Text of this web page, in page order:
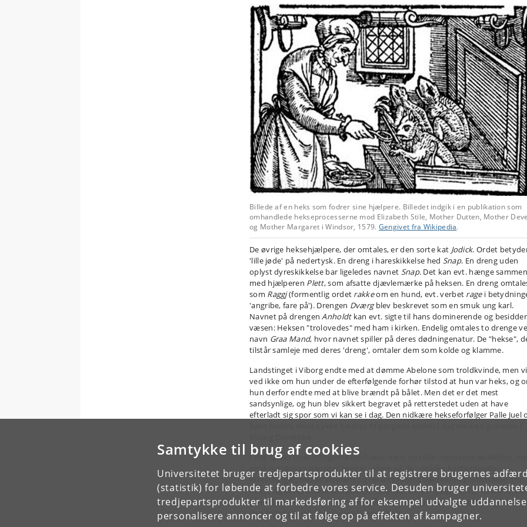
Samtykke til brug af cookies
Universitetet bruger tredjepartsprodukter til at registrere brugernes
(statistik) for løbende at forbedre vores service. Desuden bruger
tredjepartsprodukter til markedsføring af for eksempel udvalgte
personalisere annoncer og til at følge op på effekten af kampagner.
Billede af en heks som fodrer sine hjælpere. Billedet indgik i en publikation som
omhandlede hekseprocesserne mod Elizabeth Stile, Mother Dutten, Mother
og Mother Margaret i Windsor, 1579. Gengivet fra Wikipedia.
De øvrige heksehjælpere, der omtales, er den sorte kat Jodick. Ordet
'lille jøde' på nedertysk. En dreng i hareskikkelse hed Snap. En dreng uden
oplyst dyreskikkelse bar ligeledes navnet Snap. Det kan evt. hænge sammen
med hjælperen Plett, som afsatte djævlemærke på heksen. En dreng
som Raggj(formentlig ordet rakkeom en hund, evt. verbet ragei
'angribe, fare på'). Drengen Dværgblev beskrevet som en smuk ung karl.
Navnet på drengenAnholdtkan evt. sigte til hans dominerende og
væsen: Heksen "trolovedes" med ham i kirken. Endelig omtales to drenge
navn Graa Mand, hvor navnet spiller på deres dødningenatur. De "hekse",
tilstår samleje med deres 'dreng', omtaler dem som kolde og klamme.
Landstinget i Viborg endte med at dømme Abelone som troldkvinde, men vi
ved ikke om hun under de efterfølgende forhør tilstod at hun var heks, og
hun derfor endte med at blive brændt på bålet. Men det er det mest
sandsynlige, og hun blev sikkert begravet på retterstedet uden at have
efterladt sig spor som vi kan se i dag. Den nidkære hekseforfølger Palle Juel
I dag spiller forestillingerne om hekse mest en rolle i moderne skrækfilm,
også nutidens satanister bygger videre på de – måske lystbetonede –
forestillinger, middelalderens og renæssancens dæmonologi udviklede om
hekse og deres indvielsesritualer, herunder deres hjælpere. For
giver Gielsterog de andre navne på heksenes hjælpere et sjældent glimt ind
den fortidige, folkelige forestillingsverden.